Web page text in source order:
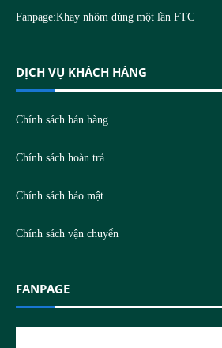
Fanpage:Khay nhôm dùng một lần FTC
DỊCH VỤ KHÁCH HÀNG
Chính sách bán hàng
Chính sách hoàn trả
Chính sách bảo mật
Chính sách vận chuyển
FANPAGE